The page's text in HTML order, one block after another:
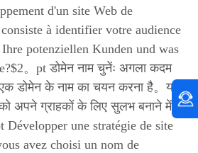
d'un site Web de
à identifier votre audience
potenziellen Kunden und was
。pt डोमेन नाम चुनेंः अगला कदम
डोमेन के नाम का चयन करना है。यह
अपने ग्राहकों के लिए सुलभ बनाने में
Développer une stratégie de site
avez choisi un nom de